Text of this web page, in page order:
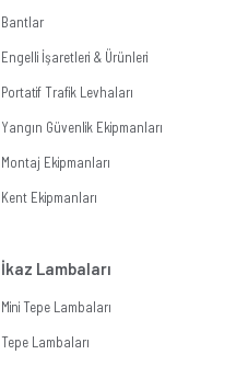
Bantlar
Engelli İşaretleri & Ürünleri
Portatif Trafik Levhaları
Yangın Güvenlik Ekipmanları
Montaj Ekipmanları
Kent Ekipmanları
İkaz Lambaları
Mini Tepe Lambaları
Tepe Lambaları